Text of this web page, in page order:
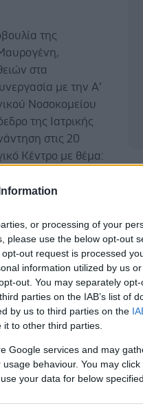
or processing of your
please use the below opt-out
out request is processed
information utilized by us
out. You may separately
parties on the IAB’s list of
by us to third parties on the
to other third parties.
Google services and may
behaviour. You may
your data for below
της
στα
με την Α’
Νοσοκομείου
της Ιατρικής
στις 20
Κέντρο με θέμα:
και
είναι
Matucci - Cerinic από
διεθνούς
και
τους και θα
ότι η
και